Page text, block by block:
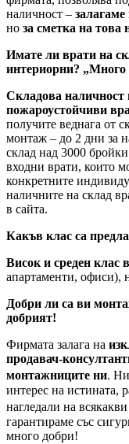
наличност –
но за сметка на това
Имате ли врати на
интериорни?
Складова наличност
пожароустойчиви
получите веднага от
монтаж – до 2 дни за
склад над 3000
входни врати, които
конкретните
наличните на склад
в сайта.
Какъв клас са
Висок и среден
апартаменти, офиси),
Добри ли са ви
добрият!
Фирмата залага на
продавач-
монтажниците ни.
интерес на истината,
нагледали на
гарантираме със
много добри!